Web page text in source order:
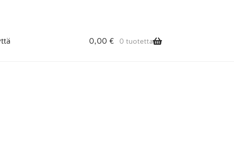
0,00 € 0 tuotetta